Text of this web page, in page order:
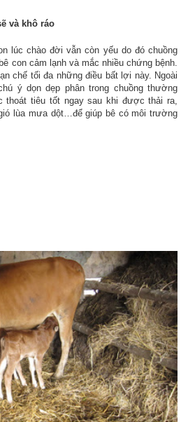
và khô ráo
lúc chào đời vẫn còn yếu do đó chuồng
con cảm lạnh và mắc nhiều chứng bệnh.
chế tối đa những điều bất lợi này. Ngoài
ý dọn dẹp phân trong chuồng thường
tiêu tốt ngay sau khi được thải ra,
lùa mưa dột…để giúp bê có môi trường